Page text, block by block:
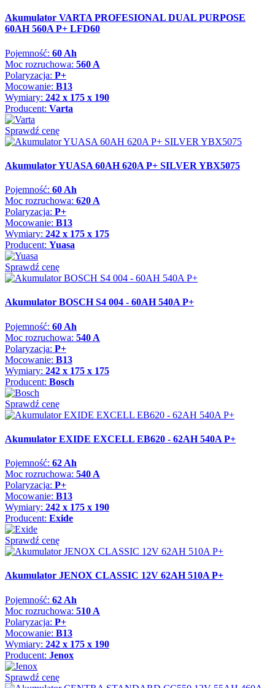
Akumulator VARTA PROFESIONAL DUAL PURPOSE
60AH 560A P+ LFD60
Pojemność: 60 Ah
Moc rozruchowa: 560 A
Polaryzacja: P+
Mocowanie: B13
Wymiary: 242 x 175 x 190
Producent: Varta
Sprawdź cenę
Akumulator YUASA 60AH 620A P+ SILVER YBX5075
Pojemność: 60 Ah
Moc rozruchowa: 620 A
Polaryzacja: P+
Mocowanie: B13
Wymiary: 242 x 175 x 175
Producent: Yuasa
Sprawdź cenę
Akumulator BOSCH S4 004 - 60AH 540A P+
Pojemność: 60 Ah
Moc rozruchowa: 540 A
Polaryzacja: P+
Mocowanie: B13
Wymiary: 242 x 175 x 175
Producent: Bosch
Sprawdź cenę
Akumulator EXIDE EXCELL EB620 - 62AH 540A P+
Pojemność: 62 Ah
Moc rozruchowa: 540 A
Polaryzacja: P+
Mocowanie: B13
Wymiary: 242 x 175 x 190
Producent: Exide
Sprawdź cenę
Akumulator JENOX CLASSIC 12V 62AH 510A P+
Pojemność: 62 Ah
Moc rozruchowa: 510 A
Polaryzacja: P+
Mocowanie: B13
Wymiary: 242 x 175 x 190
Producent: Jenox
Sprawdź cenę